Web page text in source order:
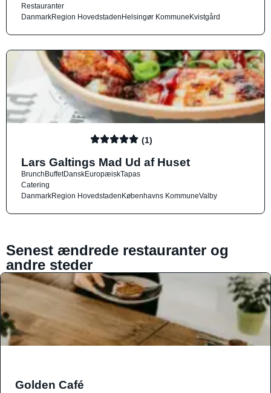
Restauranter
DanmarkRegion HovedstadenHelsingør KommuneKvistgård
(1)
Lars Galtings Mad Ud af Huset
BrunchBuffetDanskEuropæiskTapas
Catering
DanmarkRegion HovedstadenKøbenhavns KommuneValby
Senest ændrede restauranter og
andre steder
Golden Café